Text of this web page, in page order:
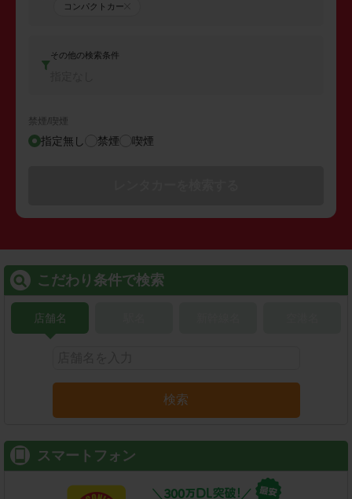
コンパクトカー
その他の検索条件
禁煙/喫煙
指定無し 禁煙 喫煙
こだわり条件で検索
店舗名
検索
スマートフォン